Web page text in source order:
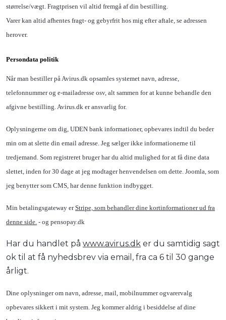
størrelse/vægt. Fragtprisen vil altid fremgå af din bestilling.
Varer kan altid afhentes fragt- og gebyrfrit hos mig efter aftale, se adressen
herover.
Persondata politik
Når man bestiller på Avirus.dk opsamles systemet navn, adresse,
telefonnummer og e-mailadresse osv, alt sammen for at kunne behandle den
afgivne bestilling. Avirus.dk er ansvarlig for.
Oplysningerne om dig, UDEN bank informationer, opbevares indtil du beder
min om at slette din email adresse. Jeg sælger ikke informationerne til
tredjemand. Som registreret bruger har du altid mulighed for at få dine data
slettet, inden for 30 dage at jeg modtager henvendelsen om dette. Joomla, som
jeg benytter som CMS, har denne funktion indbygget.
Min betalingsgateway erStripe, som behandler dine kortinformationer ud fra
denne side. - og pensopay.dk
Har du handlet på www.avirus.dk er du samtidig sagt
ok til at få nyhedsbrev via email, fra ca 6 til 30 gange
årligt.
Dine oplysninger om navn, adresse, mail, mobilnummer ogvarervalg
opbevares sikkert i mit system. Jeg kommer aldrig i besiddelse af dine